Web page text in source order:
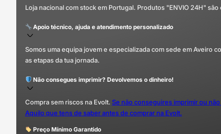
Loja nacional com stock em Portugal. Produtos "ENVIO 24H"
Apoio técnico, ajuda e atendimento personalizado
Somos uma equipa jovem e especializada com sede em Aveiro
as etapas da tua jornada.
Não consegues imprimir? Devolvemos o dinheiro!
Compra sem riscos na Evolt. Se não conseguires imprimir ou
Aquilo que tens de saber antes de comprar na Evolt.
Preço Mínimo Garantido